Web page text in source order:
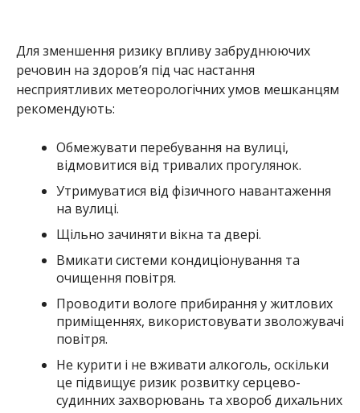
Для зменшення ризику впливу забруднюючих
речовин на здоров’я під час настання
несприятливих метеорологічних умов мешканцям
рекомендують:
Обмежувати перебування на вулиці,
відмовитися від тривалих прогулянок.
Утримуватися від фізичного навантаження
на вулиці.
Щільно зачиняти вікна та двері.
Вмикати системи кондиціонування та
очищення повітря.
Проводити вологе прибирання у житлових
приміщеннях, використовувати зволожувачі
повітря.
Не курити і не вживати алкоголь, оскільки
це підвищує ризик розвитку серцево-
судинних захворювань та хвороб дихальних